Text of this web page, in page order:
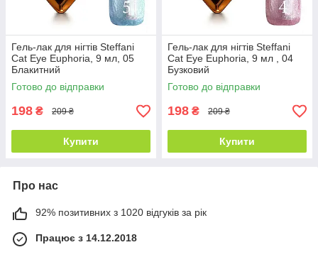
Гель-лак для нігтів Steffani
Cat Eye Euphoria, 9 мл, 05
Блакитний
Готово до відправки
198 ₴ 209 ₴
Купити
Гель-лак для нігтів Steffani
Cat Eye Euphoria, 9 мл , 04
Бузковий
Готово до відправки
198 ₴ 209 ₴
Купити
Про нас
92% позитивних з 1020 відгуків за рік
Працює з 14.12.2018